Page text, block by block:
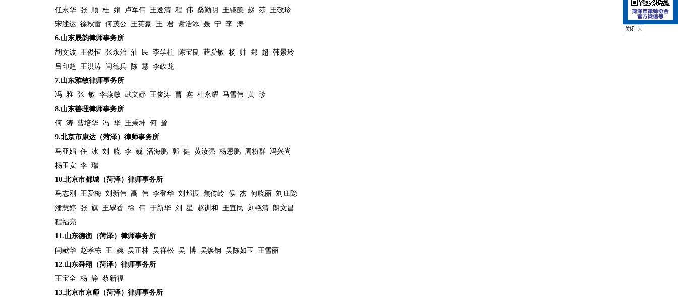
任永华 张 顺 杜 娟 卢军伟 王逸清 程 伟 桑勤明 王镜懿 赵 莎 王敬珍
宋述运 徐秋雷 何茂公 王英豪 王 君 谢浩添 聂 宁 李 涛
6.山东晟韵律师事务所
胡文波 王俊恒 张永治 油 民 李学柱 陈宝良 薛爱敏 杨 帅 郑 超 韩景玲
吕印超 王洪涛 闫德兵 陈 慧 李政龙
7.山东雅敏律师事务所
冯 雅 张 敏 李燕敏 武文娜 王俊涛 曹 鑫 杜永耀 马雪伟 黄 珍
8.山东善理律师事务所
何 涛 曹培华 冯 华 王秉坤 何 耸
9.北京市康达（菏泽）律师事务所
马亚娟 任 冰 刘 晓 李 巍 潘海鹏 郭 健 黄汝强 杨恩鹏 周粉群 冯兴尚
杨玉安 李 瑞
10.北京市都城（菏泽）律师事务所
马志刚
王爱梅 刘新伟 高 伟 李登华 刘邦振 焦传岭 侯 杰 何晓丽 刘庄隐
潘慧婷 张 旗 王翠香 徐 伟 于新华 刘 星 赵训和 王宜民 刘艳清 朗文昌
程福亮
11.山东德衡（菏泽）律师事务所
闫献华 赵孝栋 王 婉 吴正林 吴祥松 吴 博 吴焕钢 吴陈如玉
王雪丽
12.山东舜翔（菏泽）律师事务所
王宝全 杨 静 蔡新福
13.北京市京师（菏泽）律师事务所